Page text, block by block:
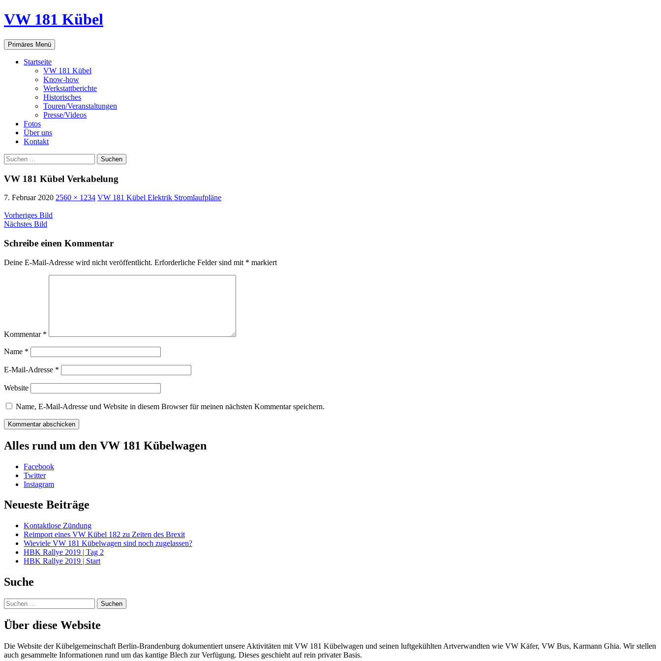
VW 181 Kübel
Suchen
Primäres Menü Springe
zum
Startseite
VW 181 Kübel
Know-how
Werkstattberichte
Historisches
Touren/Veranstaltungen
Presse/Videos
Fotos
Über uns
Kontakt
Suchen
nach:
VW 181 Kübel Verkabelung
7. Februar 2020 2560 × 1234 VW 181 Kübel Elektrik Stromlaufpläne
Vorheriges Bild
Nächstes Bild
Schreibe einen Kommentar
Deine E-Mail-Adresse wird nicht veröffentlicht. Erforderliche Felder sind mit * markiert
Kommentar *
Name *
E-Mail-Adresse *
Website
Name, E-Mail-Adresse und Website in diesem Browser für meinen nächsten Kommentar speichern.
Alles rund um den VW 181 Kübelwagen
Facebook
Twitter
Instagram
Neueste Beiträge
Kontaktlose Zündung
Reimport eines VW Kübel 182 zu Zeiten des Brexit
Wieviele VW 181 Kübelwagen sind noch zugelassen?
HBK Rallye 2019 | Tag 2
HBK Rallye 2019 | Start
Suche
Suchen
nach:
Über diese Website
Die Website der Kübelgemeinschaft Berlin-Brandenburg dokumentiert unsere Aktivitäten mit VW 181 Kübelwagen und seinen luftgekühlten Artverwandten wie VW Käfer, VW Bus, Karmann Ghia. Wir stellen
auch gesammelte Informationen rund um das kantige Blech zur Verfügung. Dieses geschieht auf rein privater Basis.